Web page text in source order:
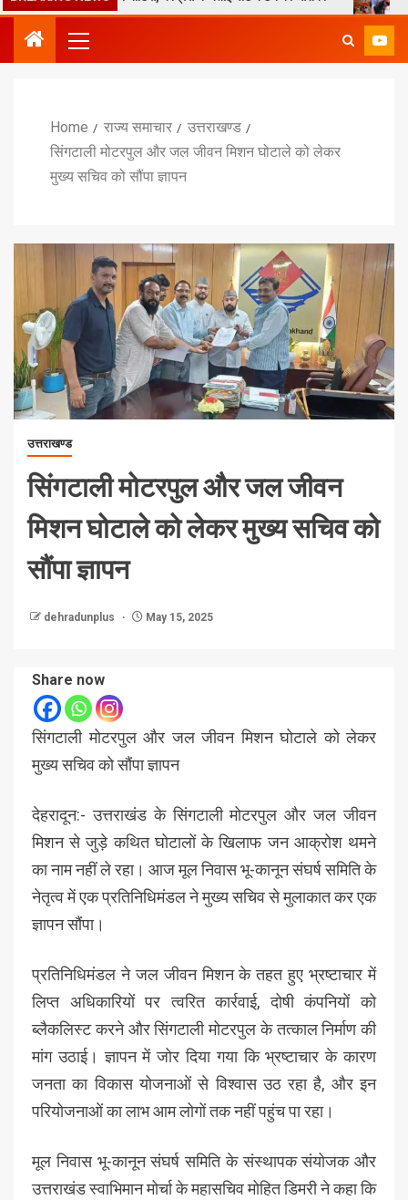
Home राज्य समाचार
उत्तराखण्ड
सिंगटाली मोटरपुल और जल जीवन मिशन घोटाले को लेकर
मुख्य सचिव को सौंपा ज्ञापन
उत्तराखण्ड
सिंगटाली मोटरपुल और जल जीवन
मिशन घोटाले को लेकर मुख्य सचिव को
सौंपा ज्ञापन
dehradunplus May 15, 2025
Share now
सिंगटाली मोटरपुल और जल जीवन मिशन घोटाले को लेकर
मुख्य सचिव को सौंपा ज्ञापन
देहरादून:- उत्तराखंड के सिंगटाली मोटरपुल और जल जीवन
मिशन से जुड़े कथित घोटालों के खिलाफ जन आक्रोश थमने
का नाम नहीं ले रहा। आज मूल निवास भू-कानून संघर्ष समिति के
नेतृत्व में एक प्रतिनिधिमंडल ने मुख्य सचिव से मुलाकात कर एक
ज्ञापन सौंपा।
प्रतिनिधिमंडल ने जल जीवन मिशन के तहत हुए भ्रष्टाचार में
लिप्त अधिकारियों पर त्वरित कार्रवाई, दोषी कंपनियों को
ब्लैकलिस्ट करने और सिंगटाली मोटरपुल के तत्काल निर्माण की
मांग उठाई। ज्ञापन में जोर दिया गया कि भ्रष्टाचार के कारण
जनता का विकास योजनाओं से विश्वास उठ रहा है, और इन
परियोजनाओं का लाभ आम लोगों तक नहीं पहुंच पा रहा।
मूल निवास भू-कानून संघर्ष समिति के संस्थापक संयोजक और
उत्तराखंड स्वाभिमान मोर्चा के महासचिव मोहित डिमरी ने कहा कि